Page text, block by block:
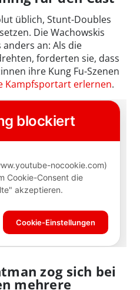
üblich, Stunt-Doubles
Die Wachowskis
anders an: Als die
forderten sie, dass
ihre Kung Fu-Szenen
Kampfsportart erlernen.
zog sich bei
mehrere